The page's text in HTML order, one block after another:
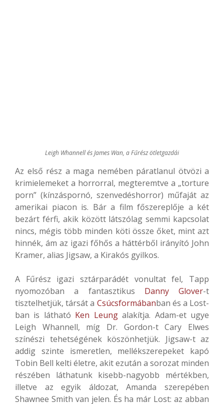
Leigh Whannell és James Wan, a Fűrész ötletgazdái
Az első rész a maga nemében páratlanul ötvözi a
krimielemeket a horrorral, megteremtve a „torture
porn” (kínzáspornó, szenvedéshorror) műfaját az
amerikai piacon is. Bár a film főszereplője a két
bezárt férfi, akik között látszólag semmi kapcsolat
nincs, mégis több minden köti össze őket, mint azt
hinnék, ám az igazi főhős a háttérből irányító John
Kramer, alias Jigsaw, a Kirakós gyilkos.
A Fűrész igazi sztárparádét vonultat fel, Tapp
nyomozóban a fantasztikus Danny Glover-t
tisztelhetjük, társát a Csúcsformábanban és a Lost-
ban is látható Ken Leungalakítja. Adam-et ugye
Leigh Whannell, míg Dr. Gordon-t Cary Elwes
színészi tehetségének köszönhetjük. Jigsaw-t az
addig szinte ismeretlen, mellékszerepeket kapó
Tobin Bell kelti életre, akit ezután a sorozat minden
részében láthatunk kisebb-nagyobb mértékben,
illetve az egyik áldozat, Amanda szerepében
Shawnee Smith van jelen. És ha már Lost: az abban